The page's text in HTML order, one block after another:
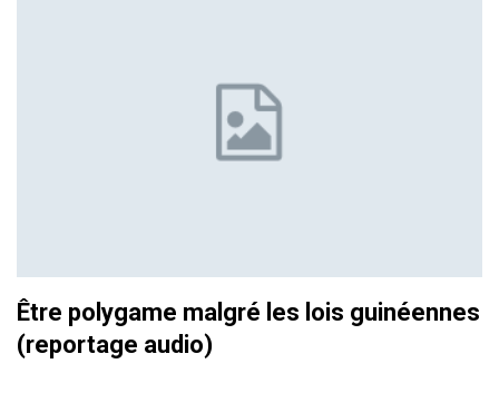
Être polygame malgré les lois guinéennes
(reportage audio)